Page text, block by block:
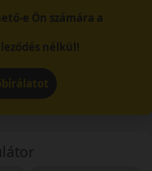
e Ön számára a
nélkül!